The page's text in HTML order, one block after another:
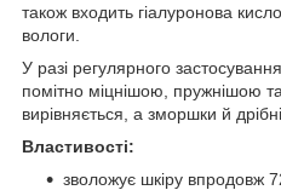
також входить гіалуронова
вологи.
У разі регулярного
помітно міцнішою, пружнішою
вирівняється, а зморшки й дрібні
Властивості:
зволожує шкіру впродовж